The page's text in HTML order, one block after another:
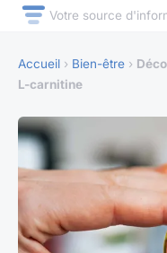
Votre source
Accueil › Bien-être ›
L-carnitine